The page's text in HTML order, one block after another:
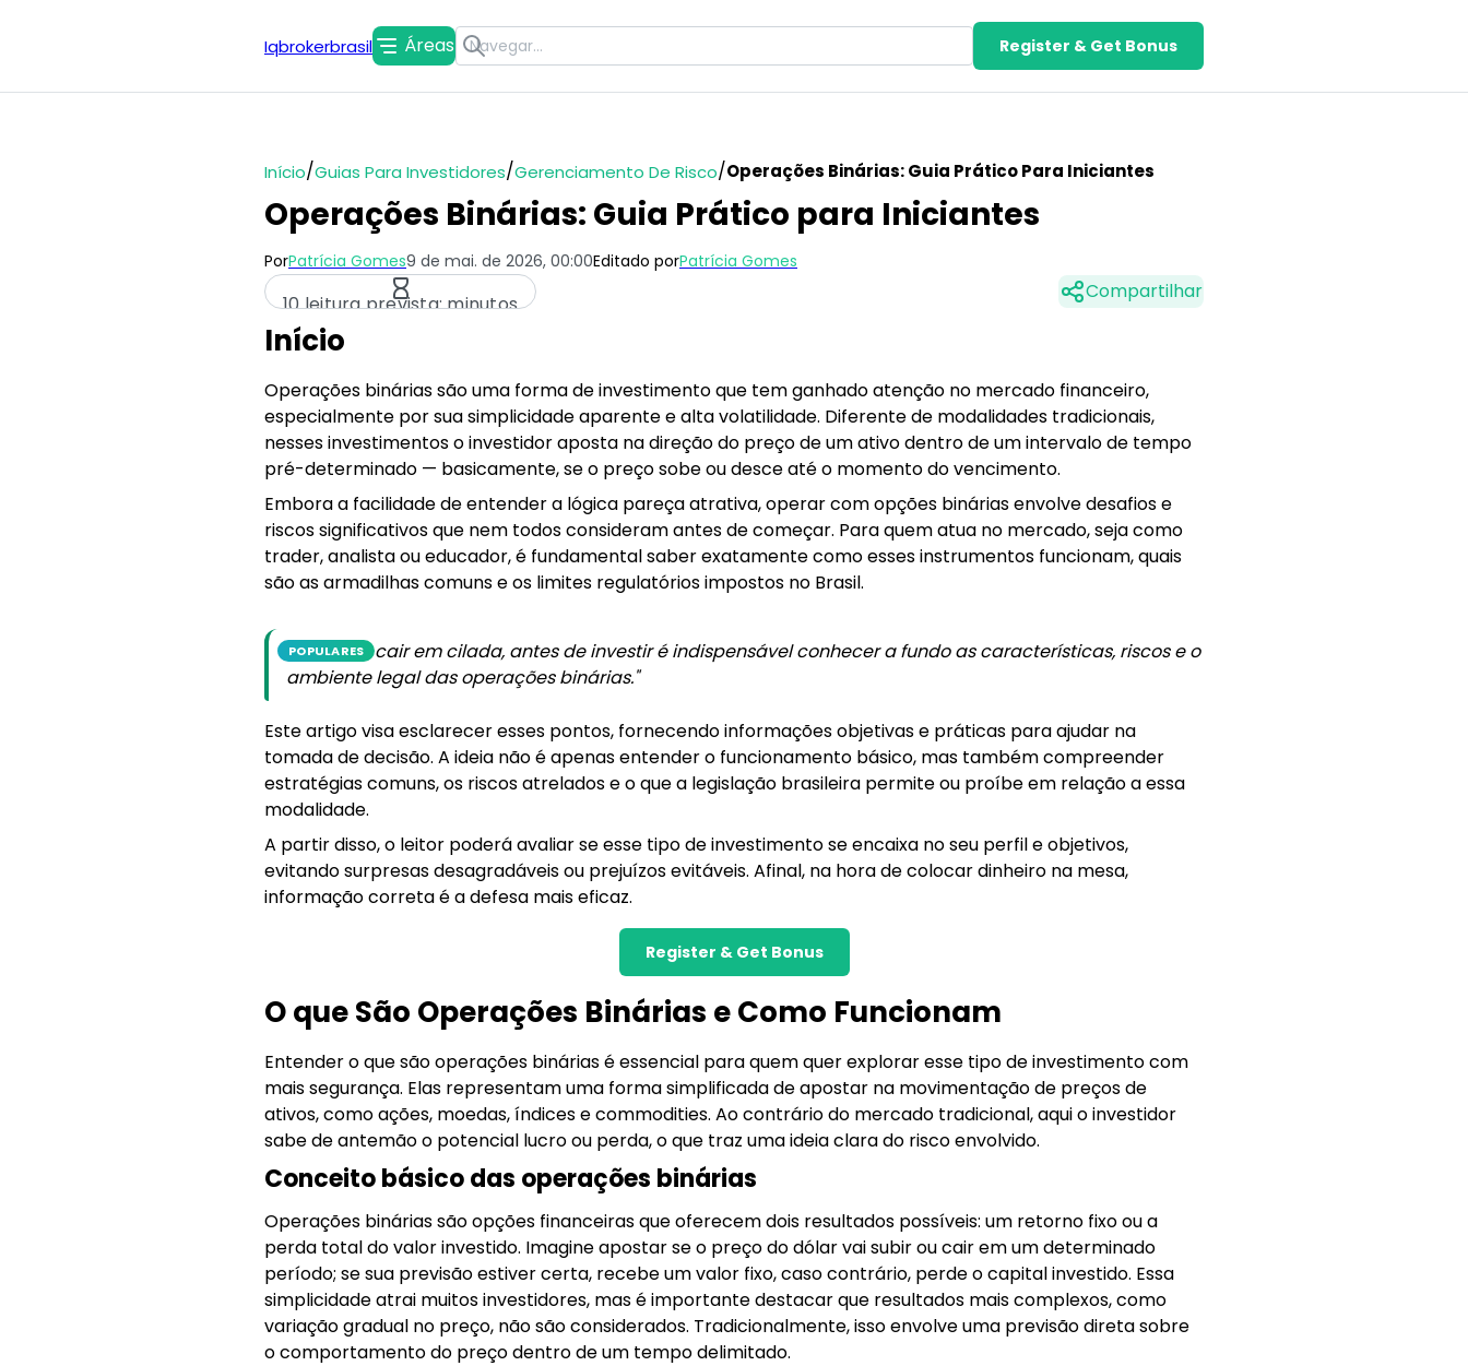
Iqbrokerbrasil Áreas Register & Get Bonus
Início/Guias Para Investidores/Gerenciamento De Risco/Operações Binárias: Guia Prático Para Iniciantes
Operações Binárias: Guia Prático para Iniciantes
PorPatrícia Gomes9 de mai. de 2026, 00:00Editado porPatrícia Gomes
10 leitura prevista: minutos
Compartilhar
Início
Operações binárias são uma forma de investimento que tem ganhado atenção no mercado financeiro,
especialmente por sua simplicidade aparente e alta volatilidade. Diferente de modalidades tradicionais,
nesses investimentos o investidor aposta na direção do preço de um ativo dentro de um intervalo de tempo
pré-determinado — basicamente, se o preço sobe ou desce até o momento do vencimento.
Embora a facilidade de entender a lógica pareça atrativa, operar com opções binárias envolve desafios e
riscos significativos que nem todos consideram antes de começar. Para quem atua no mercado, seja como
trader, analista ou educador, é fundamental saber exatamente como esses instrumentos funcionam, quais
são as armadilhas comuns e os limites regulatórios impostos no Brasil.
POPULARES
"Para não cair em cilada, antes de investir é indispensável conhecer a fundo as características, riscos e o
ambiente legal das operações binárias."
Este artigo visa esclarecer esses pontos, fornecendo informações objetivas e práticas para ajudar na
tomada de decisão. A ideia não é apenas entender o funcionamento básico, mas também compreender
estratégias comuns, os riscos atrelados e o que a legislação brasileira permite ou proíbe em relação a essa
modalidade.
A partir disso, o leitor poderá avaliar se esse tipo de investimento se encaixa no seu perfil e objetivos,
evitando surpresas desagradáveis ou prejuízos evitáveis. Afinal, na hora de colocar dinheiro na mesa,
informação correta é a defesa mais eficaz.
Register & Get Bonus
O que São Operações Binárias e Como Funcionam
Entender o que são operações binárias é essencial para quem quer explorar esse tipo de investimento com
mais segurança. Elas representam uma forma simplificada de apostar na movimentação de preços de
ativos, como ações, moedas, índices e commodities. Ao contrário do mercado tradicional, aqui o investidor
sabe de antemão o potencial lucro ou perda, o que traz uma ideia clara do risco envolvido.
Conceito básico das operações binárias
Operações binárias são opções financeiras que oferecem dois resultados possíveis: um retorno fixo ou a
perda total do valor investido. Imagine apostar se o preço do dólar vai subir ou cair em um determinado
período; se sua previsão estiver certa, recebe um valor fixo, caso contrário, perde o capital investido. Essa
simplicidade atrai muitos investidores, mas é importante destacar que resultados mais complexos, como
variação gradual no preço, não são considerados. Tradicionalmente, isso envolve uma previsão direta sobre
o comportamento do preço dentro de um tempo delimitado.